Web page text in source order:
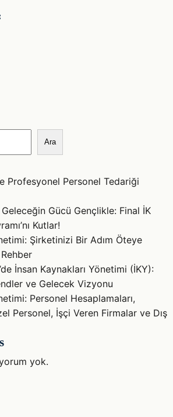
Ara
Profesyonel Personel Tedariği
Geleceğin Gücü Gençlikle: Final İK
Kutlar!
Şirketinizi Bir Adım Öteye
İnsan Kaynakları Yönetimi (İKY):
ve Gelecek Vizyonu
Personel Hesaplamaları,
Personel, İşçi Veren Firmalar ve Dış
yok.